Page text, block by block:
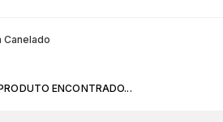
Canelado
ENCONTRADO...